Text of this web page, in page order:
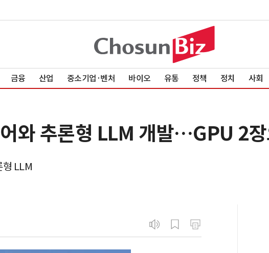
금융 산업 중소기업·벤처 바이오 유통 정책 정치 사회
와 추론형 LLM 개발…GPU 2
형 LLM